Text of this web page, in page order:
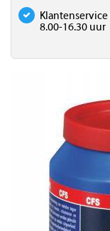
Klantenservice
8.00-16.30 uur